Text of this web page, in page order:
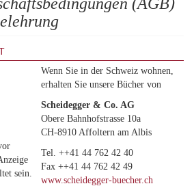
sein.
Wenn Sie in der Schweiz wohnen,
erhalten Sie unsere Bücher von
Scheidegger & Co. AG
Obere Bahnhofstrasse 10a
CH-8910 Affoltern am Albis
Tel. ++41 44 762 42 40
Fax ++41 44 762 42 49
www.scheidegger-buecher.ch